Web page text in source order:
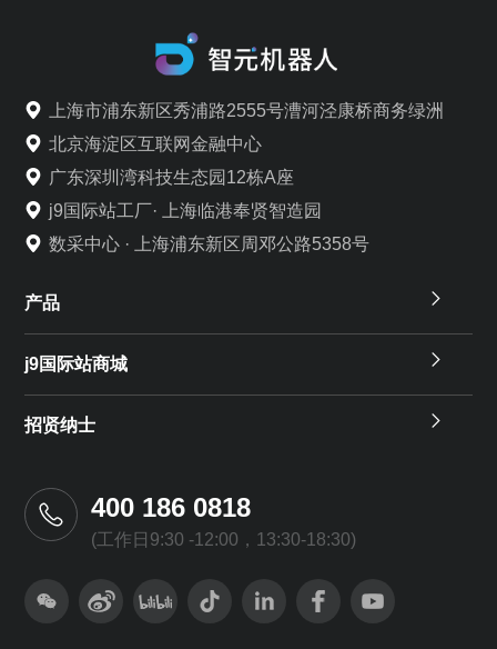
上海市浦东新区秀浦路2555号漕河泾康桥商务绿洲
北京海淀区互联网金融中心
广东深圳湾科技生态园12栋A座
j9国际站工厂· 上海临港奉贤智造园
数采中心 · 上海浦东新区周邓公路5358号
产品
j9国际站商城
招贤纳士
400 186 0818
(工作日9:30 -12:00，13:30-18:30)